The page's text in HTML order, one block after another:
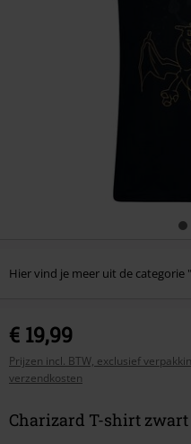
Hier vind je meer uit de categorie
€ 19,99
Prijzen incl. BTW, exclusief
verzendkosten
Charizard T-shirt zwart